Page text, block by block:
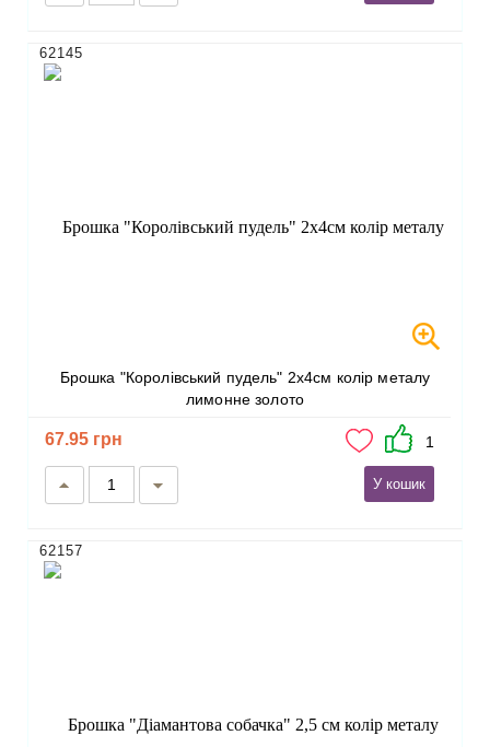
Брошка "Королівський пудель" 2х4см колір металу
лимонне золото
62145
67.95 грн 1
У кошик
62157